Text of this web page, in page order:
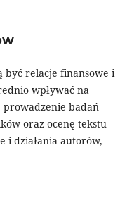
być relacje finansowe i
wpływać na
badań
oraz ocenę tekstu
i działania autorów,